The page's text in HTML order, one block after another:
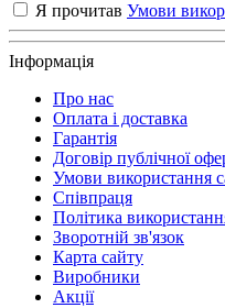
Я прочитав Умови
Інформація
Про нас
Оплата і доставка
Гарантія
Договір публічної
Умови використання
Співпраця
Політика
Зворотній зв'язок
Карта сайту
Виробники
Акції